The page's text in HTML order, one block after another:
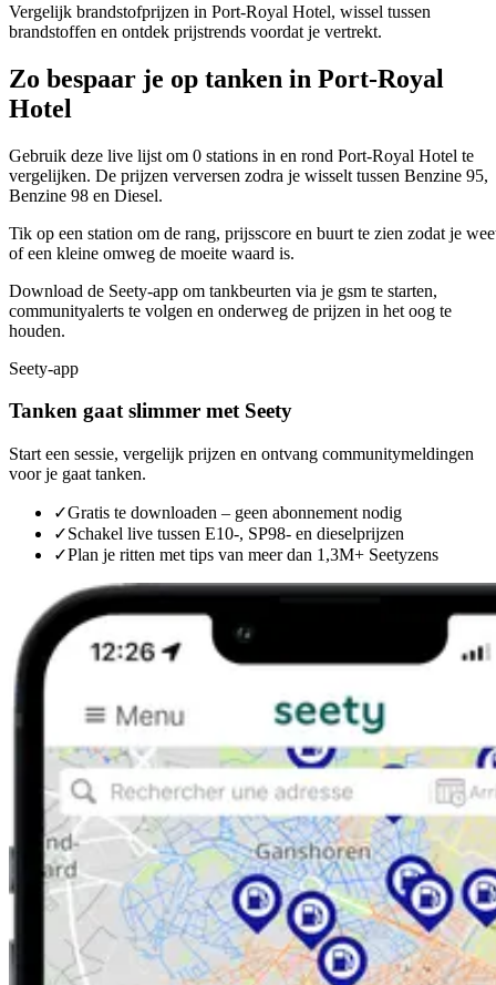
Vergelijk brandstofprijzen in Port-Royal Hotel, wissel tussen
brandstoffen en ontdek prijstrends voordat je vertrekt.
Zo bespaar je op tanken in Port-Royal
Hotel
Gebruik deze live lijst om 0 stations in en rond Port-Royal Hotel te
vergelijken. De prijzen verversen zodra je wisselt tussen Benzine 95,
Benzine 98 en Diesel.
Tik op een station om de rang, prijsscore en buurt te zien zodat je
of een kleine omweg de moeite waard is.
Download de Seety-app om tankbeurten via je gsm te starten,
communityalerts te volgen en onderweg de prijzen in het oog te
houden.
Seety-app
Tanken gaat slimmer met Seety
Start een sessie, vergelijk prijzen en ontvang communitymeldingen
voor je gaat tanken.
✓Gratis te downloaden – geen abonnement nodig
✓Schakel live tussen E10-, SP98- en dieselprijzen
✓Plan je ritten met tips van meer dan 1,3M+ Seetyzens